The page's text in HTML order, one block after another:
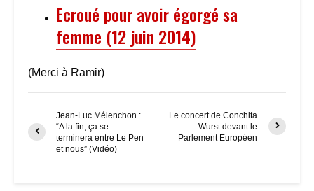
Ecroué pour avoir égorgé sa
femme (12 juin 2014)
(Merci à Ramir)
Jean-Luc Mélenchon :
“A la fin, ça se
terminera entre Le Pen
et nous” (Vidéo)
Le concert de Conchita
Wurst devant le
Parlement Européen